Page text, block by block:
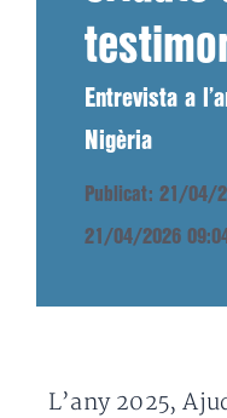
Entrevista a
Nigèria
Publicat: 21/04/
21/04/2026
L’any 2025,